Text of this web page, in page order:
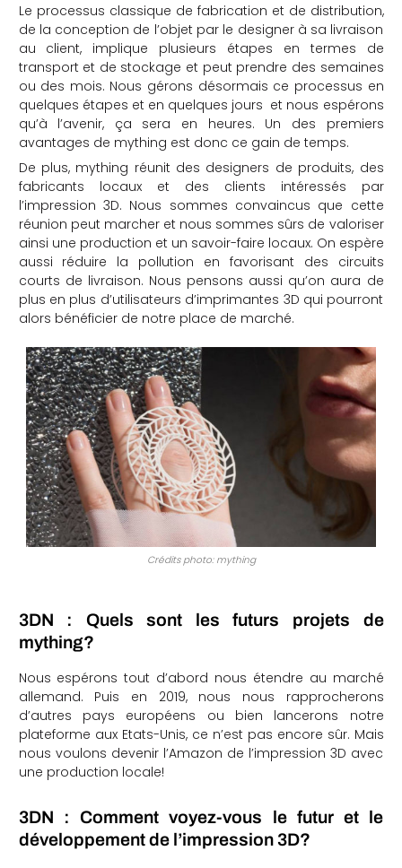
Le processus classique de fabrication et de distribution,
de la conception de l’objet par le designer à sa livraison
au client, implique plusieurs étapes en termes de
transport et de stockage et peut prendre des semaines
ou des mois. Nous gérons désormais ce processus en
quelques étapes et en quelques jours et nous espérons
qu’à l’avenir, ça sera en heures. Un des premiers
avantages de mything est donc ce gain de temps.
De plus, mything réunit des designers de produits, des
fabricants locaux et des clients intéressés par
l’impression 3D. Nous sommes convaincus que cette
réunion peut marcher et nous sommes sûrs de valoriser
ainsi une production et un savoir-faire locaux. On espère
aussi réduire la pollution en favorisant des circuits
courts de livraison. Nous pensons aussi qu’on aura de
plus en plus d’utilisateurs d’imprimantes 3D qui pourront
alors bénéficier de notre place de marché.
Crédits photo: mything
3DN : Quels sont les futurs projets de
mything?
Nous espérons tout d’abord nous étendre au marché
allemand. Puis en 2019, nous nous rapprocherons
d’autres pays européens ou bien lancerons notre
plateforme aux Etats-Unis, ce n’est pas encore sûr. Mais
nous voulons devenir l’Amazon de l’impression 3D avec
une production locale!
3DN : Comment voyez-vous le futur et le
développement de l’impression 3D?